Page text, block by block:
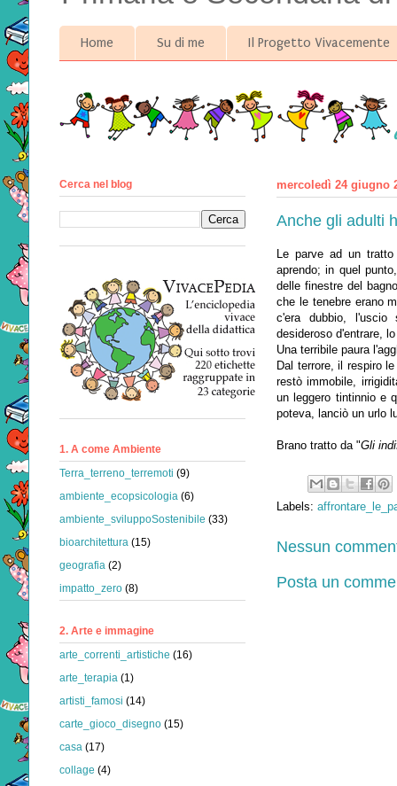
Home Su di me Il Progetto Vivacemente
mercoledì 24 giugno
Anche gli adulti
Le parve ad un
aprendo; in quel
delle finestre del
che le tenebre erano
c'era dubbio,
desideroso d'entrare,
Una terribile paura
Dal terrore, il respiro
restò immobile,
un leggero tintinnio e
poteva, lanciò un urlo
Brano tratto da "Gli
Labels:
Nessun
Posta un
Cerca nel blog
1. A come Ambiente
Terra_terreno_terremoti (9)
ambiente_ecopsicologia (6)
ambiente_sviluppoSostenibile (33)
bioarchitettura (15)
geografia (2)
impatto_zero (8)
2. Arte e immagine
arte_correnti_artistiche (16)
arte_terapia (1)
artisti_famosi (14)
carte_gioco_disegno (15)
casa (17)
collage (4)